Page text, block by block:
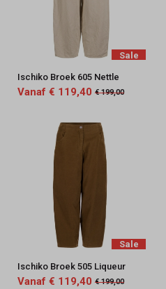
Sale
Ischiko Broek 605 Nettle
Vanaf € 119,40 € 199,00
Sale
Ischiko Broek 505 Liqueur
Vanaf € 119,40 € 199,00